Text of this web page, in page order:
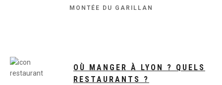
MONTÉE DU GARILLAN
OÙ MANGER À LYON ? QUELS
RESTAURANTS ?